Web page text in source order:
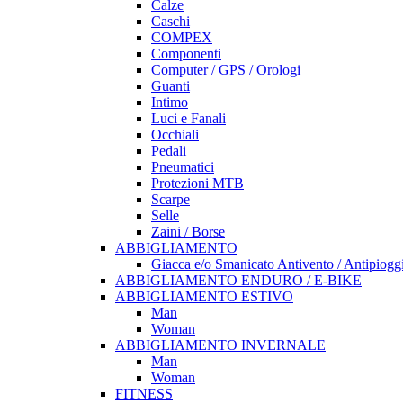
Calze
Caschi
COMPEX
Componenti
Computer / GPS / Orologi
Guanti
Intimo
Luci e Fanali
Occhiali
Pedali
Pneumatici
Protezioni MTB
Scarpe
Selle
Zaini / Borse
ABBIGLIAMENTO
Giacca e/o Smanicato Antivento /
ABBIGLIAMENTO ENDURO / E-BIKE
ABBIGLIAMENTO ESTIVO
Man
Woman
ABBIGLIAMENTO INVERNALE
Man
Woman
FITNESS